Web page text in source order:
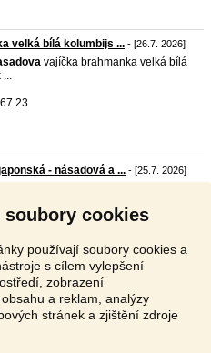
soubory cookies
používají soubory cookies a
s cílem vylepšení
zobrazení
a reklam, analýzy
stránek a zjištění zdroje
velká bílá kolumbijs ... - [26.7. 2026]
vajíčka brahmanka velká bílá
...
23
- násadová a ... - [25.7. 2026]
1 2 3 Další